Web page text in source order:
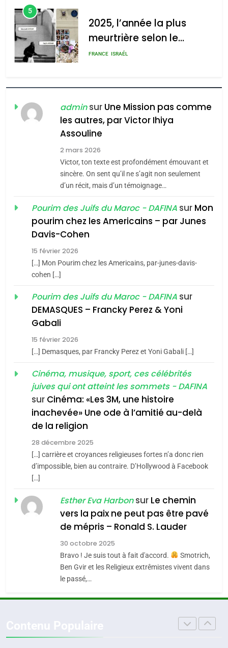
6
FIÈRE, DIGNE ET RÉSILIENTE :
POURQUOI JE REVENDIQUE
MA JUDAÏTE par Thérèse
ISRAÉL JUDAISME
CE QUI NOUS MANQUE –
Jacques Hadida
JUDAISME
Maroc : Les amandes de
Tafraout, le miel de Tadla
Azilal consacrés produits
du terroir
DAFINA MAROC
Oeil ravageur – Vanessa
De Loya Stauber
«Tu dis génocide, je dis
guerre»: La nouvelle
Tout sur la Nostalgie
SOUVENIRS
l’alliance pourrait
s’étendre à 13 pays
d’Amérique latine
ISRAÉL JUDAISME
2025, l’année la plus
meurtrière selon le
rapport d’ADL contre
l’antisémitisme
FRANCE ISRAÉL
FIÈRE, DIGNE ET RÉSILIENTE :
POURQUOI JE REVENDIQUE
CE QUI NOUS MANQUE –
adminsur Une Mission pas comme
les autres, par Victor Ihiya
Assouline
2 mars 2026
Victor, ton texte est profondément émouvant et
sincère. On sent qu’il ne s’agit non seulement
d’un récit, mais d’un témoignage…
Pourim des Juifs du Maroc - DAFINA sur Mon
pourim chez les Americains – par Junes
Davis-Cohen
15 février 2026
[…] Mon Pourim chez les Americains, par-junes-davis-
cohen […]
Pourim des Juifs du Maroc - DAFINA sur
DEMASQUES – Francky Perez & Yoni
Gabali
15 février 2026
[…] Demasques, par Francky Perez et Yoni Gabali […]
Cinéma, musique, sport, ces célébrités
juives qui ont atteint les sommets - DAFINA
sur Cinéma: «Les 3M, une histoire
inachevée» Une ode à l’amitié au-delà
de la religion
28 décembre 2025
[…] carrière et croyances religieuses fortes n’a donc rien
d’impossible, bien au contraire. D’Hollywood à Facebook
[…]
Esther Eva Harbonsur Le chemin
vers la paix ne peut pas être pavé
de mépris – Ronald S. Lauder
30 octobre 2025
Bravo ! Je suis tout à fait d'accord.
Smotrich,
Ben Gvir et les Religieux extrêmistes vivent dans
le passé,…
2025, l’année la plus
d’ADL contre
l’antisémitisme
FRANCE ISRAÉL
POURQUOI JE REVENDIQUE
Zrihen-Dvir
CE QUI NOUS MANQUE –
Jacques Hadida
JUDAISME
Maroc : Les amandes de
Azilal consacrés produits
du terroir
DAFINA MAROC
Oeil ravageur – Vanessa De
Loya Stauber
CINEMA ISRAÉL
«Tu dis génocide, je dis
guerre»: La nouvelle
chanson de Boy George